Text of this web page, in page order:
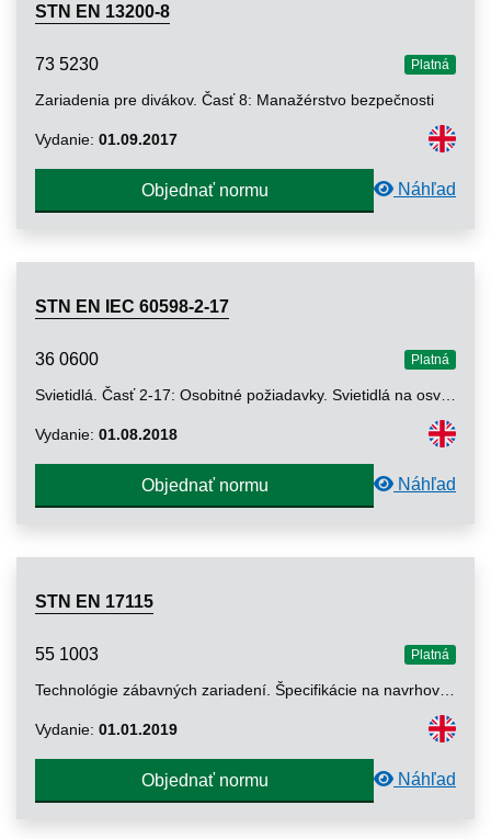
STN EN 13200-8
73 5230 Platná
Zariadenia pre divákov. Časť 8: Manažérstvo bezpečnosti
Vydanie: 01.09.2017
Objednať normu Náhľad
STN EN IEC 60598-2-17
36 0600 Platná
Vydanie: 01.08.2018
Objednať normu Náhľad
STN EN 17115
55 1003 Platná
Vydanie: 01.01.2019
Objednať normu Náhľad